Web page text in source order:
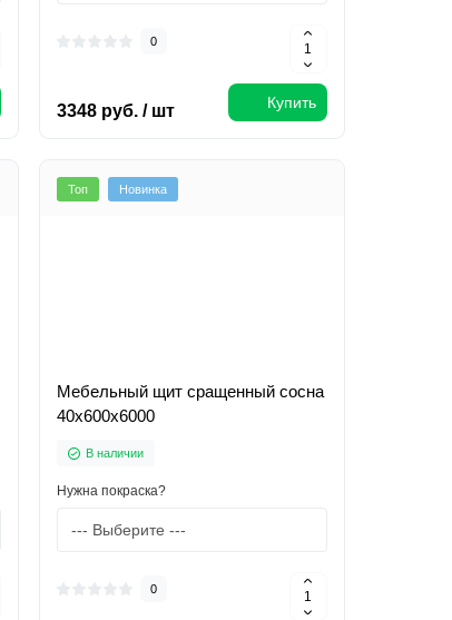
0
3348 руб. / шт Купить
Топ Новинка
Мебельный щит сращенный сосна
40х600х6000
В наличии
Нужна покраска?
0